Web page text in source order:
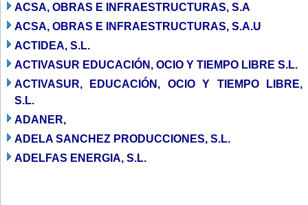
ACSA, OBRAS E INFRAESTRUCTURAS, S.A
ACSA, OBRAS E INFRAESTRUCTURAS, S.A.U
ACTIDEA, S.L.
ACTIVASUR EDUCACIÓN, OCIO Y TIEMPO LIBRE S.L.
ACTIVASUR, EDUCACIÓN, OCIO Y TIEMPO LIBRE,
S.L.
ADANER,
ADELA SANCHEZ PRODUCCIONES, S.L.
ADELFAS ENERGIA, S.L.